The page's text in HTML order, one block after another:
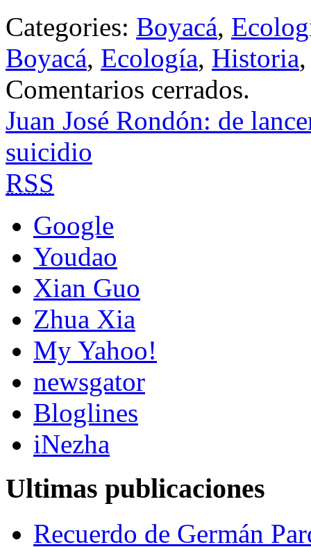
Categories: Boyacá,
Boyacá, Ecología, Historia
Comentarios cerrados.
Juan José Rondón: de
suicidio
RSS
Google
Youdao
Xian Guo
Zhua Xia
My Yahoo!
newsgator
Bloglines
iNezha
Ultimas publicaciones
Recuerdo de Germán